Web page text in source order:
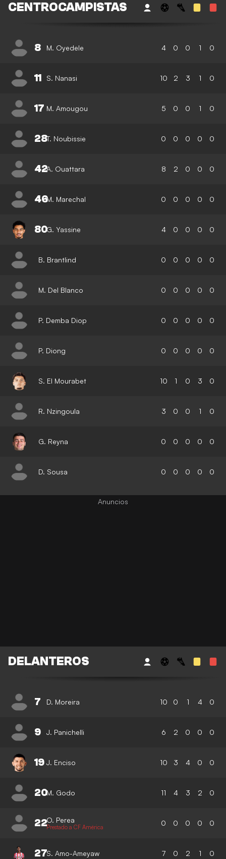
CENTROCAMPISTAS
8 M. Oyedele 4 0 0 1 0
11 S. Nanasi 10 2 3 1 0
17 M. Amougou 5 0 0 1 0
28T. Noubissie 0 0 0 0 0
42A. Ouattara 8 2 0 0 0
46M. Marechal 0 0 0 0 0
80G. Yassine 4 0 0 0 0
B. Brantlind 0 0 0 0 0
M. Del Blanco 0 0 0 0 0
P. Demba Diop 0 0 0 0 0
P. Diong 0 0 0 0 0
S. El Mourabet 10 1 0 3 0
R. Nzingoula 3 0 0 1 0
G. Reyna 0 0 0 0 0
D. Sousa 0 0 0 0 0
DELANTEROS
7 D. Moreira 10 0 1 4 0
9 J. Panichelli 6 2 0 0 0
19 J. Enciso 10 3 4 0 0
20M. Godo 11 4 3 2 0
22O. Perea
Prestado a CF América 0 0 0 0 0
27S. Amo-Ameyaw 7 0 2 1 0